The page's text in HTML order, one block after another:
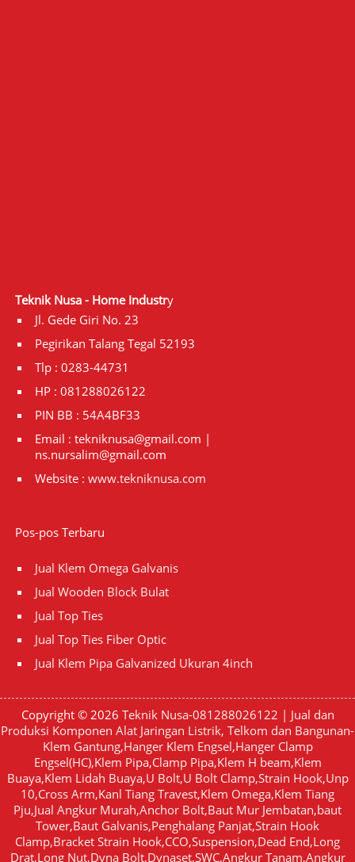
Teknik Nusa - Home Industry
Jl. Gede Giri No. 23
Pegirikan Talang Tegal 52193
Tlp : 0283-44731
HP : 081288026122
PIN BB : 54A4BF33
Email : tekniknusa@gmail.com |
ns.nursalim@gmail.com
Website : www.tekniknusa.com
Pos-pos Terbaru
Jual Klem Omega Galvanis
Jual Wooden Block Bulat
Jual Top Ties
Jual Top Ties Fiber Optic
Jual Klem Pipa Galvanized Ukuran 4inch
Copyright © 2026 Teknik Nusa-081288026122 | Jual dan
Produksi Komponen Alat Jaringan Listrik, Telkom dan Bangunan-
Klem Gantung,Hanger Klem Engsel,Hanger Clamp
Engsel(HC),Klem Pipa,Clamp Pipa,Klem H beam,Klem
Buaya,Klem Lidah Buaya,U Bolt,U Bolt Clamp,Strain Hook,Unp
10,Cross Arm,Kanl Tiang Travest,Klem Omega,Klem Tiang
Pju,Jual Angkur Murah,Anchor Bolt,Baut Mur Jembatan,baut
Tower,Baut Galvanis,Penghalang Panjat,Strain Hook
Clamp,Bracket Strain Hook,CCO,Suspension,Dead End,Long
Drat,Long Nut,Dyna Bolt,Dynaset,SWC,Angkur Tanam,Angkur